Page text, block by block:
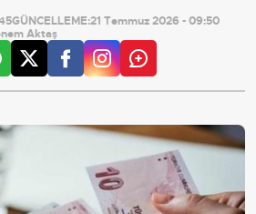
GÜNCELLEME:21 Temmuz 2026 - 09:50
Aktaş